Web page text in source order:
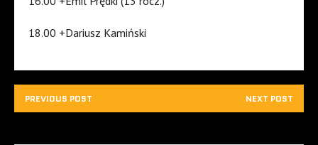
18.00 +Dariusz Kamiński
PREVIOUS POST NEXT POST